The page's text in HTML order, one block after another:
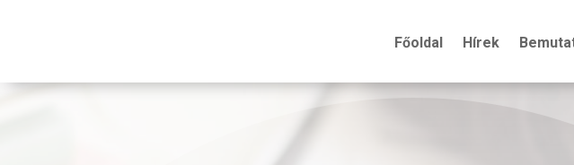
Főoldal Hírek